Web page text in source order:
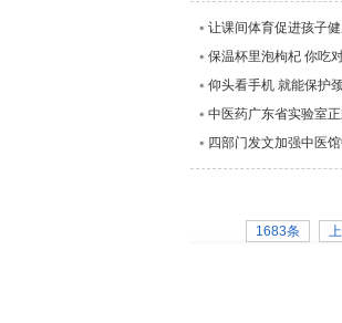
让课间体育促进孩子健
保温杯里泡枸杞 你吃
仰头看手机 就能保护
中医药广东省实验室
四部门发文加强中医
1683条